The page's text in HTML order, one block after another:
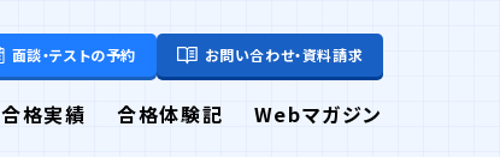
面談・テストの予約 お問い合わせ・資料請求
合格実績 合格体験記 Webマガジン